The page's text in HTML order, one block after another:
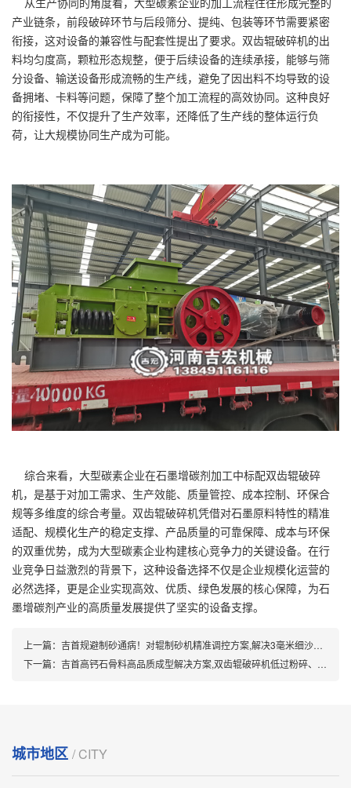
产业链条，前段破碎环节与后段筛分、提纯、包装等环节需要紧密
衔接，这对设备的兼容性与配套性提出了要求。双齿辊破碎机的出
料均匀度高，颗粒形态规整，便于后续设备的连续承接，能够与筛
分设备、输送设备形成流畅的生产线，避免了因出料不均导致的设
备拥堵、卡料等问题，保障了整个加工流程的高效协同。这种良好
的衔接性，不仅提升了生产效率，还降低了生产线的整体运行负
荷，让大规模协同生产成为可能。
综合来看，大型碳素企业在石墨增碳剂加工中标配双齿辊破碎
机，是基于对加工需求、生产效能、质量管控、成本控制、环保合
规等多维度的综合考量。双齿辊破碎机凭借对石墨原料特性的精准
适配、规模化生产的稳定支撑、产品质量的可靠保障、成本与环保
的双重优势，成为大型碳素企业构建核心竞争力的关键设备。在行
业竞争日益激烈的背景下，这种设备选择不仅是企业规模化运营的
必然选择，更是企业实现高效、优质、绿色发展的核心保障，为石
墨增碳剂产业的高质量发展提供了坚实的设备支撑。
上一篇： 吉首规避制砂通病！对辊制砂机精准调控方案,解决3毫米细沙含粉高、颗粒差难题!
下一篇： 吉首高钙石骨料高品质成型解决方案,双齿辊破碎机低过粉碎、粒度可调、耐磨耐用!
城市地区 / CITY